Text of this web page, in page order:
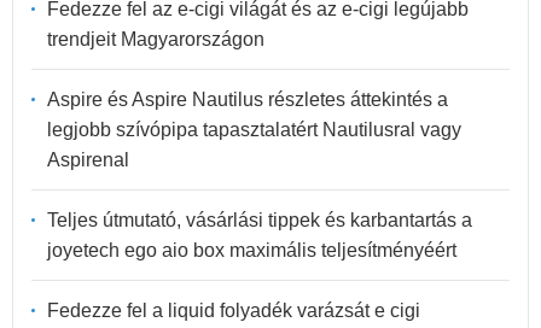
Fedezze fel az e-cigi világát és az e-cigi legújabb
trendjeit Magyarországon
Aspire és Aspire Nautilus részletes áttekintés a
legjobb szívópipa tapasztalatért Nautilusral vagy
Aspirenal
Teljes útmutató, vásárlási tippek és karbantartás a
joyetech ego aio box maximális teljesítményéért
Fedezze fel a liquid folyadék varázsát e cigi